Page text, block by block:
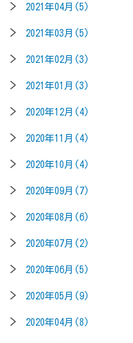
2021年04月(5)
2021年03月(5)
2021年02月(3)
2021年01月(3)
2020年12月(4)
2020年11月(4)
2020年10月(4)
2020年09月(7)
2020年08月(6)
2020年07月(2)
2020年06月(5)
2020年05月(9)
2020年04月(8)